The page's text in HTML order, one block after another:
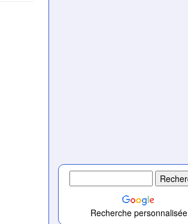
Recherche personnalisée